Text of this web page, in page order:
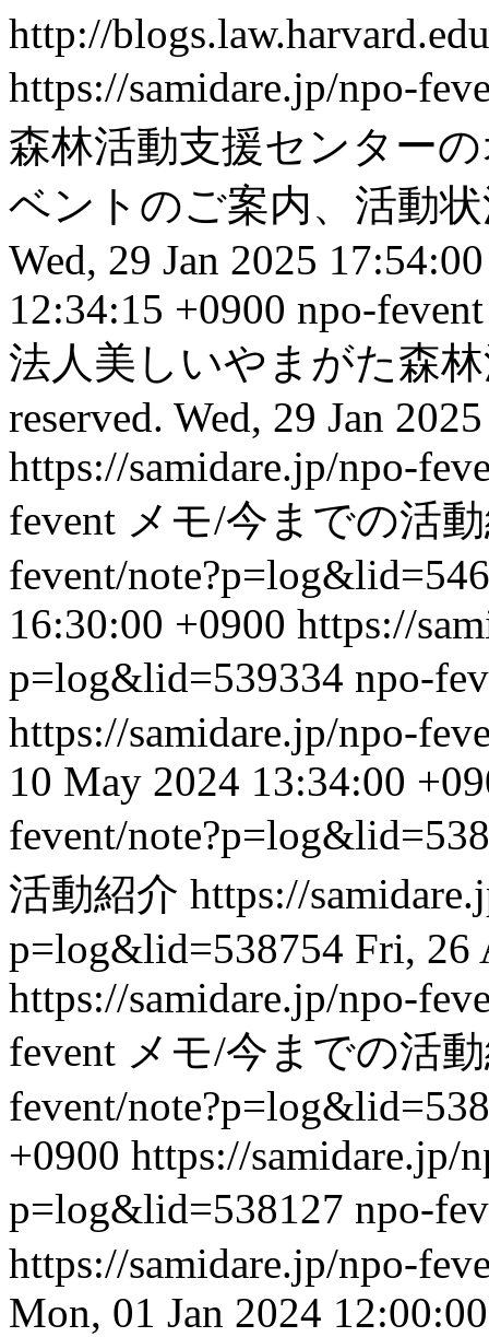
http://
https://samidare.jp/npo-
森林活動支援センター
ベントのご案内、活動
Wed, 29 Jan 2025
12:34:15 +0900 npo-fevent
法人美しいやまがた森
reserved. Wed, 29 Jan
https://samidare.jp/npo-
fevent メモ/今までの活
fevent/
16:30:00 +0900 https://
p=log&lid=539334 npo-
https://samidare.jp/npo-
10 May 2024 13:34:00
fevent/
活動紹介 https://
p=log&lid=538754 Fri, 26
https://samidare.jp/npo-
fevent メモ/今までの活
fevent/
+0900 https://samidare.jp/
p=log&lid=538127 npo-
https://samidare.jp/npo-
Mon, 01 Jan 2024